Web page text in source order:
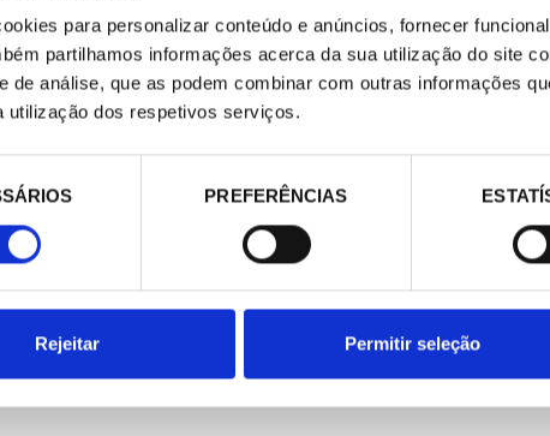
para personalizar conteúdo e anúncios, fornecer
partilhamos informações acerca da sua utilização do site
de análise, que as podem combinar com outras informações
utilização dos respetivos serviços.
PREFERÊNCIAS
Rejeitar Permitir seleção
Siga-nos no